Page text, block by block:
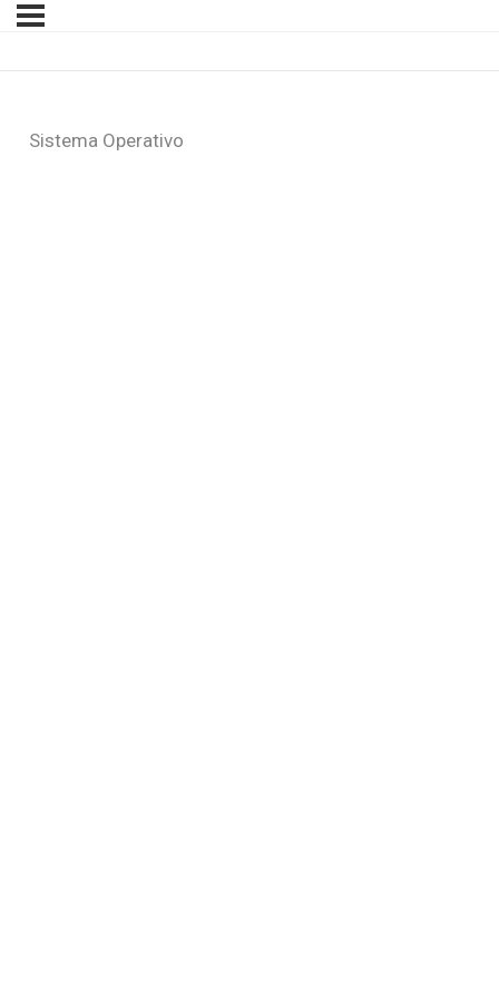
Sistema Operativo